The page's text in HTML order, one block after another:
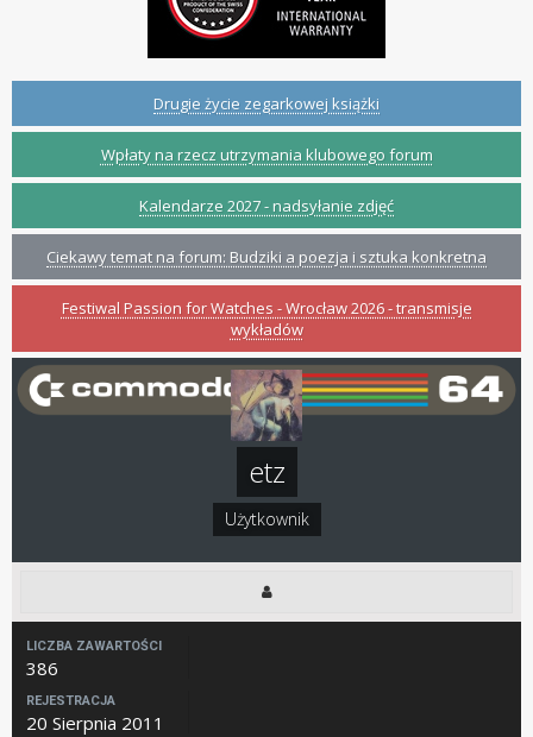
Drugie życie zegarkowej książki
Wpłaty na rzecz utrzymania klubowego forum
Kalendarze 2027 - nadsyłanie zdjęć
Ciekawy temat na forum: Budziki a poezja i sztuka konkretna
Festiwal Passion for Watches - Wrocław 2026 - transmisje
wykładów
etz
Użytkownik
LICZBA ZAWARTOŚCI
386
REJESTRACJA
20 Sierpnia 2011